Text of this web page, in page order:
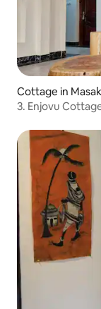
Cottage in
3. Enjovu